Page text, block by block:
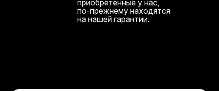
приобретённые у нас,
по-прежнему находятся
на нашей гарантии.